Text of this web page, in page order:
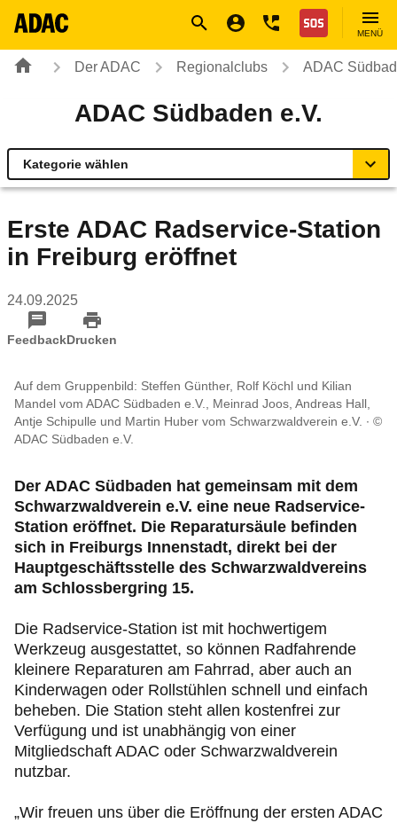
Nothilfe
MENÜ
Der ADAC Regionalclubs ADAC
ADAC Südbaden e.V.
Kategorie wählen
ADAC zu Mobilität und Verkehr
Service Center & Reisebüros
Mitgliedervorteile
Karriere
Erste ADAC Radservice-Station
in Freiburg eröffnet
24.09.2025
FeedbackDrucken
Auf dem Gruppenbild: Steffen Günther, Rolf Köchl und Kilian
Mandel vom ADAC Südbaden e.V., Meinrad Joos, Andreas Hall,
Antje Schipulle und Martin Huber vom Schwarzwaldverein e.V.
©
ADAC Südbaden e.V.
Der ADAC Südbaden hat gemeinsam mit dem
Schwarzwaldverein e.V. eine neue Radservice-
Station eröffnet. Die Reparatursäule befinden
sich in Freiburgs Innenstadt, direkt bei der
Hauptgeschäftsstelle des Schwarzwaldvereins
am Schlossbergring 15.
Die Radservice-Station ist mit hochwertigem
Werkzeug ausgestattet, so können Radfahrende
kleinere Reparaturen am Fahrrad, aber auch an
Kinderwagen oder Rollstühlen schnell und einfach
beheben. Die Station steht allen kostenfrei zur
Verfügung und ist unabhängig von einer
Mitgliedschaft ADAC oder Schwarzwaldverein
nutzbar.
„Wir freuen uns über die Eröffnung der ersten ADAC